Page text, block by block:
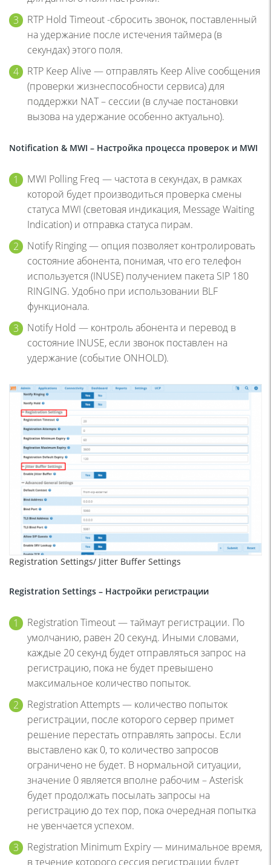
RTP Hold Timeout -сбросить звонок, поставленный
на удержание после истечения таймера (в
секундах) этого поля.
RTP Keep Alive — отправлять Keep Alive сообщения
(проверки жизнеспособности сервиса) для
поддержки NAT – сессии (в случае постановки
вызова на удержание особенно актуально).
Notification & MWI – Настройка процесса проверок и MWI
MWI Polling Freq — частота в секундах, в рамках
которой будет производиться проверка смены
статуса MWI (световая индикация, Message Waiting
Indication) и отправка статуса пирам.
Notify Ringing — опция позволяет контролировать
состояние абонента, понимая, что его телефон
используется (INUSE) получением пакета SIP 180
RINGING. Удобно при использовании BLF
функционала.
Notify Hold — контроль абонента и перевод в
состояние INUSE, если звонок поставлен на
удержание (событие ONHOLD).
Registration Settings/ Jitter Buffer Settings
Registration Settings – Настройки регистрации
Registration Timeout — таймаут регистрации. По
умолчанию, равен 20 секунд. Иными словами,
каждые 20 секунд будет отправляться запрос на
регистрацию, пока не будет превышено
максимальное количество попыток.
Registration Attempts — количество попыток
регистрации, после которого сервер примет
решение перестать отправлять запросы. Если
выставлено как 0, то количество запросов
ограничено не будет. В нормальной ситуации,
значение 0 является вполне рабочим – Asterisk
будет продолжать посылать запросы на
регистрацию до тех пор, пока очередная попытка
не увенчается успехом.
Registration Minimum Expiry — минимальное время,
в течение которого сессия регистрации будет